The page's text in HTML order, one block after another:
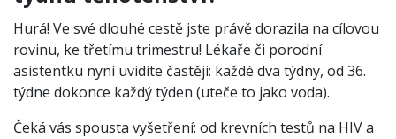
Hurá! Ve své dlouhé cestě jste právě dorazila na cílovou
rovinu, ke třetímu trimestru! Lékaře či porodní
asistentku nyní uvidíte častěji: každé dva týdny, od 36.
týdne dokonce každý týden (uteče to jako voda).
Čeká vás spousta vyšetření: od krevních testů na HIV a